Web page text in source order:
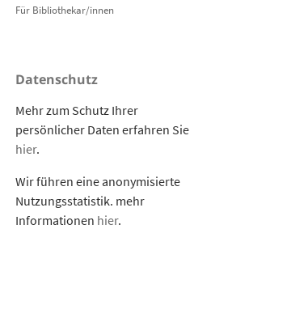
Für Bibliothekar/innen
Datenschutz
Mehr zum Schutz Ihrer
persönlicher Daten erfahren Sie
hier.
Wir führen eine anonymisierte
Nutzungsstatistik. mehr
Informationen hier.